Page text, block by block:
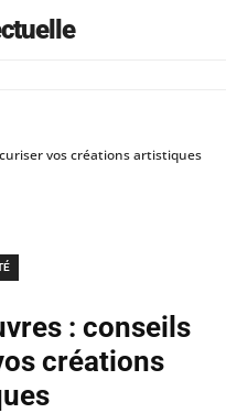
vos créations artistiques
: conseils
créations